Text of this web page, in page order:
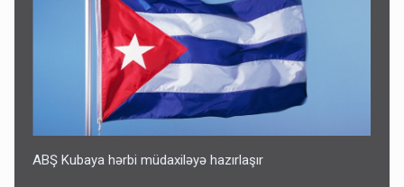
ABŞ Kubaya hərbi müdaxiləyə hazırlaşır